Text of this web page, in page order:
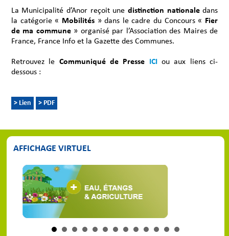
La Municipalité d’Anor reçoit une distinction nationaledans
la catégorie « Mobilités» dans le cadre du Concours « Fier
de ma commune» organisé par l’Association des Maires de
France, France Info et la Gazette des Communes.
Retrouvez le Communiqué de Presse ICI
ou aux liens ci-
dessous :
> Lien > PDF
AFFICHAGE VIRTUEL